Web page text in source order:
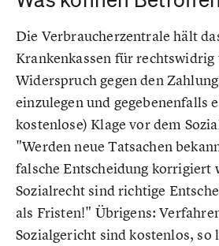
Die Verbraucherzentrale hält
Krankenkassen für
Widerspruch gegen den
einzulegen und gegebenenfalls
kostenlose) Klage vor dem
"Werden neue Tatsachen
falsche Entscheidung korrigiert
Sozialrecht sind richtige
als Fristen!" Übrigens:
Sozialgericht sind kostenlos, so